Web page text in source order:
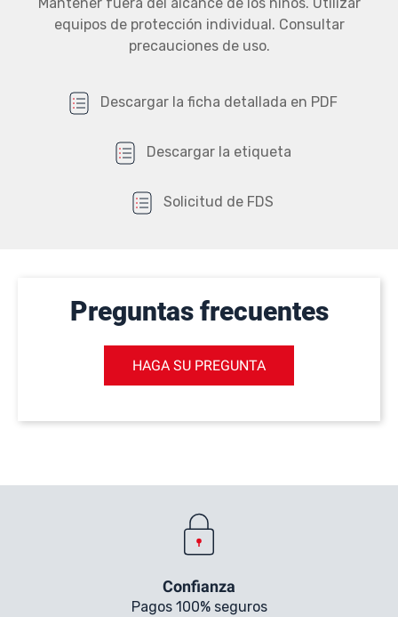
equipos de protección individual. Consultar
precauciones de uso.
Descargar la ficha detallada en PDF
Descargar la etiqueta
Solicitud de FDS
Preguntas frecuentes
HAGA SU PREGUNTA
Confianza
Pagos 100% seguros